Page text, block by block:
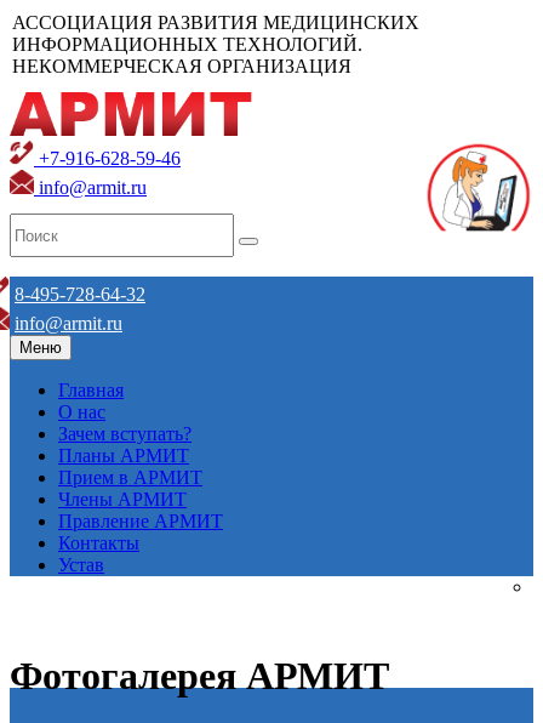
АССОЦИАЦИЯ РАЗВИТИЯ МЕДИЦИНСКИХ
ИНФОРМАЦИОННЫХ ТЕХНОЛОГИЙ.
НЕКОММЕРЧЕСКАЯ ОРГАНИЗАЦИЯ
+7-916-628-59-46
info@armit.ru
8-495-728-64-32
info@armit.ru
Меню
Главная
О нас
Зачем вступать?
Планы АРМИТ
Прием в АРМИТ
Члены АРМИТ
Правление АРМИТ
Контакты
Устав
Фотогалерея АРМИТ